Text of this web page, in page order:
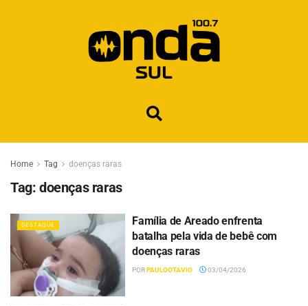
Home Tag doenças raras
Tag: doenças raras
DESTAQUE
Família de Areado enfrenta
batalha pela vida de bebê com
doenças raras
PORPAULOOTAVIO 03/04/2026